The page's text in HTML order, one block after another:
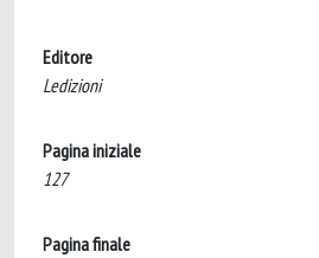
Editore
Ledizioni
Pagina iniziale
127
Pagina finale